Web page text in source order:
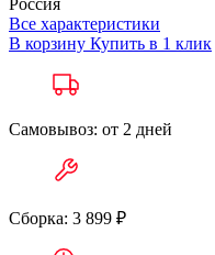
Россия
Все характеристики
В корзину Купить в 1 клик
Самовывоз: от 2 дней
Сборка: 3 899 ₽